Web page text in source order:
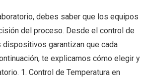
debes saber que los equipos
del proceso. Desde el control de
garantizan que cada
te explicamos cómo elegir y
1. Control de Temperatura en